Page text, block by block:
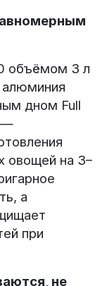
объёмом 3 л
алюминия
дном Full
—
овощей на 3–
а
при
не